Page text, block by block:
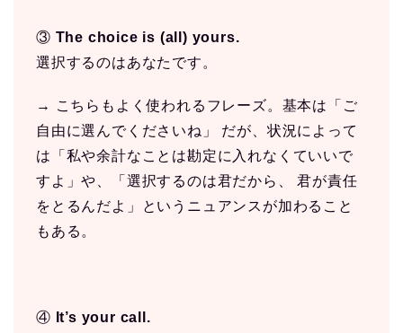
③ The choice is (all) yours.
選択するのはあなたです。
→ こちらもよく使われるフレーズ。基本は「ご
自由に選んでくださいね」 だが、状況によって
は「私や余計なことは勘定に入れなくていいで
すよ」や、「選択するのは君だから、 君が責任
をとるんだよ」というニュアンスが加わること
もある。
④ It’s your call.